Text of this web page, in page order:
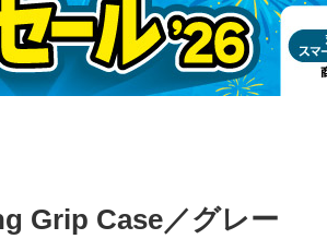
Grip Case／グレー